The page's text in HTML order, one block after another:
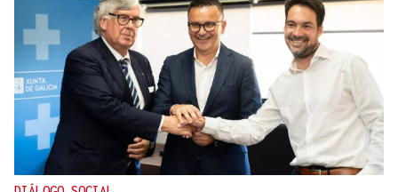
CRIMEN EN GRECIA
Detenido el boxeador Sharif Ahmadzai por el
asesinato de una activista cuyo cuerpo fue hallado
en una maleta en Atenas